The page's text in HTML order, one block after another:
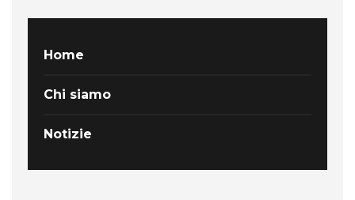
Home
Chi siamo
Notizie